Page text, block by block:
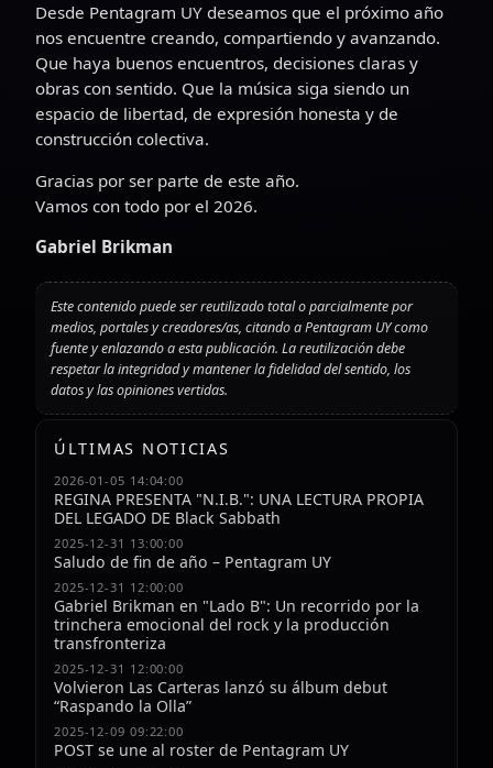
Desde Pentagram UY deseamos que el próximo año
nos encuentre creando, compartiendo y avanzando.
Que haya buenos encuentros, decisiones claras y
obras con sentido. Que la música siga siendo un
espacio de libertad, de expresión honesta y de
construcción colectiva.
Gracias por ser parte de este año.
Vamos con todo por el 2026.
Gabriel Brikman
Este contenido puede ser reutilizado total o parcialmente por
medios, portales y creadores/as, citando a Pentagram UY como
fuente y enlazando a esta publicación. La reutilización debe
respetar la integridad y mantener la fidelidad del sentido, los
datos y las opiniones vertidas.
ÚLTIMAS NOTICIAS
2026-01-05 14:04:00
REGINA PRESENTA "N.I.B.": UNA LECTURA PROPIA
DEL LEGADO DE Black Sabbath
2025-12-31 13:00:00
Saludo de fin de año – Pentagram UY
2025-12-31 12:00:00
Gabriel Brikman en "Lado B": Un recorrido por la
trinchera emocional del rock y la producción
transfronteriza
2025-12-31 12:00:00
Volvieron Las Carteras lanzó su álbum debut
“Raspando la Olla”
2025-12-09 09:22:00
POST se une al roster de Pentagram UY